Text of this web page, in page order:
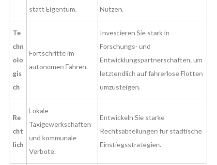
statt Eigentum.
Nutzen.
Te
chn
olo
gis
ch
Fortschritte im
autonomen Fahren.
Investieren Sie stark in
Forschungs- und
Entwicklungspartnerschaften, um
letztendlich auf fahrerlose Flotten
umzusteigen.
Re
cht
lich
Lokale
Taxigewerkschaften
und kommunale
Verbote.
Entwickeln Sie starke
Rechtsabteilungen für städtische
Einstiegsstrategien.